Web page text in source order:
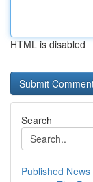
HTML is disabled
Search
Published News